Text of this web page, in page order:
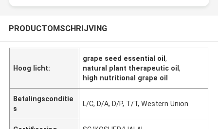
PRODUCTOMSCHRIJVING
Hoog licht:
grape seed essential oil,
natural plant therapeutic oil,
high nutritional grape oil
Betalingsconditie
s
L/C, D/A, D/P, T/T, Western Union